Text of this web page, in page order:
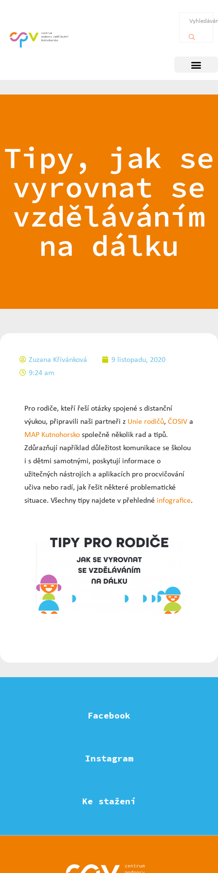
Tipy, jak se
vyrovnat se
vzděláváním
na dálku
Zuzana Křivánková
9 listopadu, 2020
9:24 am
Pro rodiče, kteří řeší otázky spojené s distanční
výukou, připravili naši partneři z Unie rodičů, ČOSIVa
MAP Kutnohorskospolečně několik rad a tipů.
Zdůrazňují například důležitost komunikace se školou
i s dětmi samotnými, poskytují informace o
užitečných nástrojích a aplikacích pro procvičování
učiva nebo radí, jak řešit některé problematické
situace. Všechny tipy najdete v přehledné infografice.
Facebook
Instagram
Ke stažení